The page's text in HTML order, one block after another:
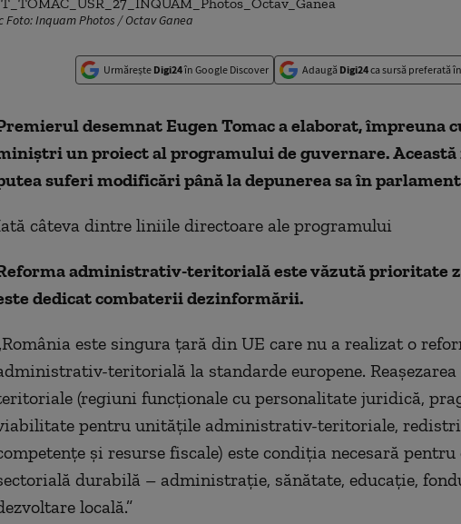
Foto: Inquam Photos / Octav Ganea
Urmărește Digi24în Google Discover Adaugă Digi24ca sursă preferată
desemnat Eugen Tomac a elaborat, împreuna
un proiect al programului de guvernare.
suferi modificări până la depunerea sa în
câteva dintre liniile directoare ale programului
administrativ-teritorială este văzută prioritate
dedicat combaterii dezinformării.
este singura țară din UE care nu a realizat o
teritorială la standarde europene.
(regiuni funcționale cu personalitate juridică,
pentru unitățile administrativ-teritoriale,
și resurse fiscale) este condiția necesară
durabilă – administrație, sănătate, educație,
locală.”